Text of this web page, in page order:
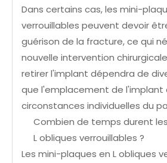
Dans certains cas, les mini-
verrouillables peuvent devoir
guérison de la fracture, ce qui
nouvelle intervention
retirer l'implant dépendra de
que l'emplacement de l'implant
circonstances individuelles du
Combien de temps durent
L obliques verrouillables ?
Les mini-plaques en L obliques